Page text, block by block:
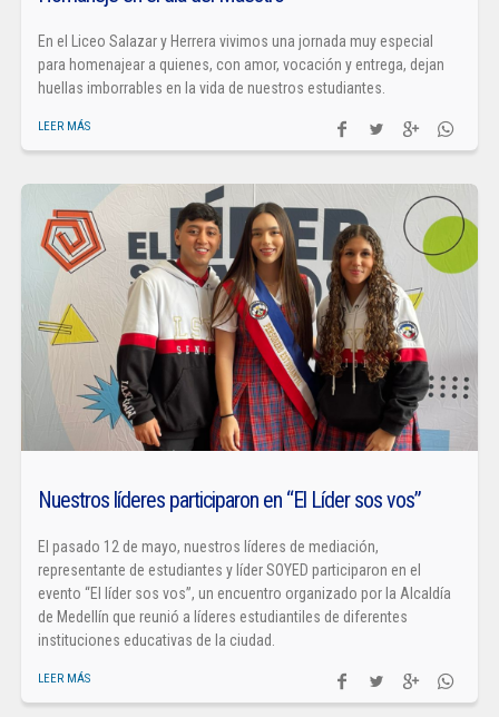
En el Liceo Salazar y Herrera vivimos una jornada muy especial
para homenajear a quienes, con amor, vocación y entrega, dejan
huellas imborrables en la vida de nuestros estudiantes.
LEER MÁS
Nuestros líderes participaron en “El Líder sos vos”
El pasado 12 de mayo, nuestros líderes de mediación,
representante de estudiantes y líder SOYED participaron en el
evento “El líder sos vos”, un encuentro organizado por la Alcaldía
de Medellín que reunió a líderes estudiantiles de diferentes
instituciones educativas de la ciudad.
LEER MÁS